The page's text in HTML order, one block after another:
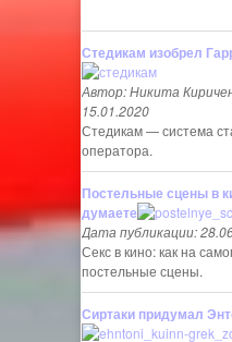
Стедикам изобрел
Автор: Никита
15.01.2020
Стедикам — система
оператора.
Постельные сцены в
думаете
Дата публикации:
Секс в кино: как на
постельные сцены.
Сиртаки придумал